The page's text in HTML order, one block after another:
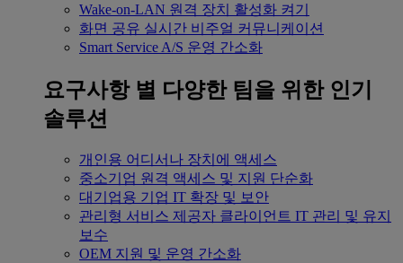
Wake-on-LAN 원격 장치 활성화 켜기
화면 공유 실시간 비주얼 커뮤니케이션
Smart Service A/S 운영 간소화
요구사항 별 다양한 팀을 위한 인기
솔루션
개인용 어디서나 장치에 액세스
중소기업 원격 액세스 및 지원 단순화
대기업용 기업 IT 확장 및 보안
관리형 서비스 제공자 클라이언트 IT 관리 및 유지
보수
OEM 지원 및 운영 간소화